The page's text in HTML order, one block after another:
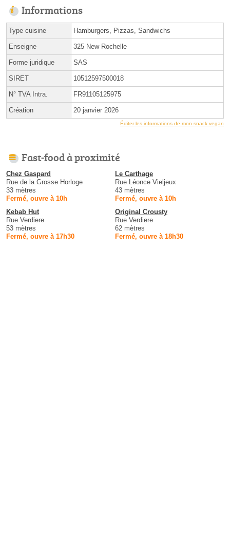
Informations
Type cuisine Hamburgers, Pizzas, Sandwichs
Enseigne 325 New Rochelle
Forme juridique SAS
SIRET 10512597500018
N° TVA Intra. FR91105125975
Création 20 janvier 2026
Éditer les informations de mon snack vegan
Fast-food à proximité
Chez Gaspard
Rue de la Grosse Horloge
33 mètres
Fermé, ouvre à 10h
Le Carthage
Rue Léonce Vieljeux
43 mètres
Fermé, ouvre à 10h
Kebab Hut
Rue Verdiere
53 mètres
Fermé, ouvre à 17h30
Original Crousty
Rue Verdiere
62 mètres
Fermé, ouvre à 18h30